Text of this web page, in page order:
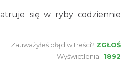
się w ryby codziennie
Zauważyłeś błąd w treści? ZGŁOŚ
Wyświetlenia: 1892